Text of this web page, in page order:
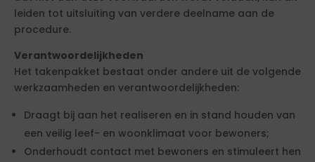
leiden tot uitsluiting van verdere deelname aan de
procedure.
Verantwoordelijkheden
Het takenpakket bestaat onder andere uit de volgende
werkzaamheden en verantwoordelijkheden:
Draagt bij aan het realiseren en in stand houden van
een veilig leef- en woonklimaat voor bewoners;
Onderhoudt contact met bewoners en stimuleert hen